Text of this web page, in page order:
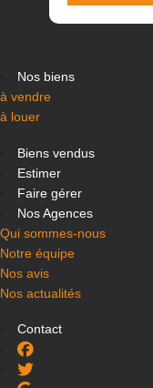
Nos biens
à vendre
à louer
Biens vendus
Estimer
Faire gérer
Nos Agences
Qui sommes-nous
Notre équipe
Nos avis
Nos actualités
Contact